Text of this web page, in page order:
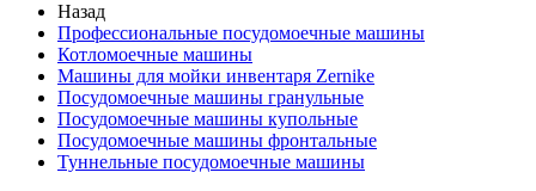
Назад
Профессиональные посудомоечные машины
Котломоечные машины
Машины для мойки инвентаря Zernike
Посудомоечные машины гранульные
Посудомоечные машины купольные
Посудомоечные машины фронтальные
Туннельные посудомоечные машины